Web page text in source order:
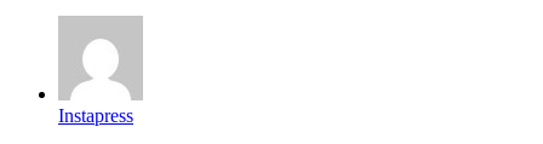
Instapress